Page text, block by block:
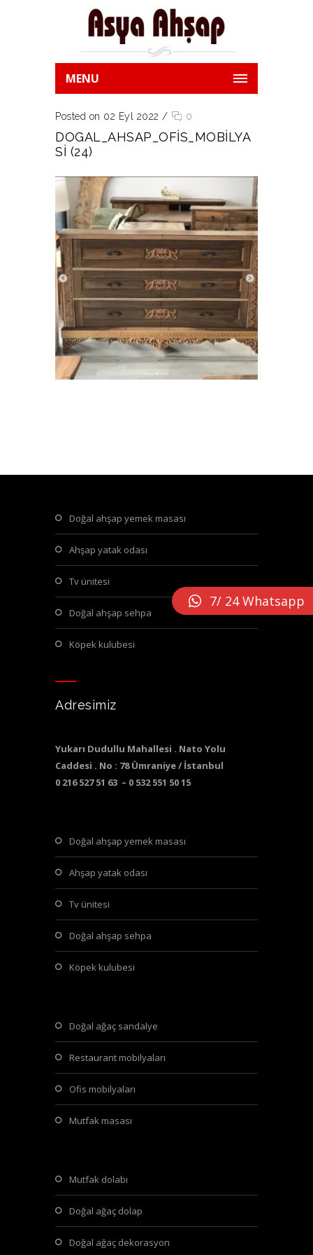
MENU
Posted on 02 Eyl 2022 / 0
DOGAL_AHSAP_OFIS_MOBILYA
SI (24)
doğal ahşap yemek masası
ahşap yatak odası
tv ünitesi
doğal ahşap sehpa
köpek kulubesi
Adresimiz
Yukarı Dudullu Mahallesi . Nato Yolu
Caddesi . No : 78 Ümraniye / İstanbul
0 216 527 51 63 – 0 532 551 50 15
doğal ahşap yemek masası
ahşap yatak odası
tv ünitesi
doğal ahşap sehpa
köpek kulubesi
doğal ağaç sandalye
restaurant mobilyaları
ofis mobilyaları
mutfak masası
mutfak dolabı
doğal ağaç dolap
doğal ağaç dekorasyon
7/ 24 Whatsapp